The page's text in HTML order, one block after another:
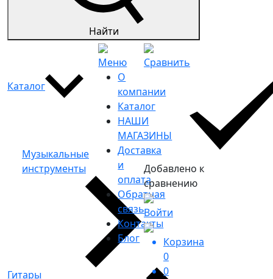
Найти
Каталог
Музыкальные
инструменты
Гитары
Меню
О
компании
Каталог
НАШИ
МАГАЗИНЫ
Доставка
и
оплата
Обратная
связь
Контакты
Блог
Сравнить
Добавлено к
сравнению
Войти
Корзина
0
0